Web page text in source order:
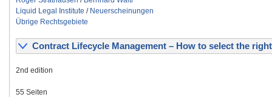
Liquid Legal Institute / Neuerscheinungen
Übrige Rechtsgebiete
Contract Lifecycle Management – How to select the
2nd edition
55 Seiten